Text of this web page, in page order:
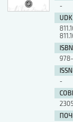
-
UDK
ISBN
ISSN
-